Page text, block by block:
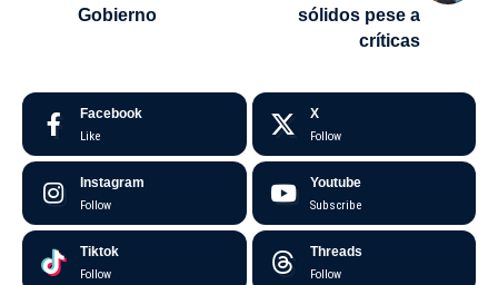
Gobierno
sólidos pese a
críticas
Facebook
Like
X
Follow
Instagram
Follow
Youtube
Subscribe
Tiktok
Follow
Threads
Follow